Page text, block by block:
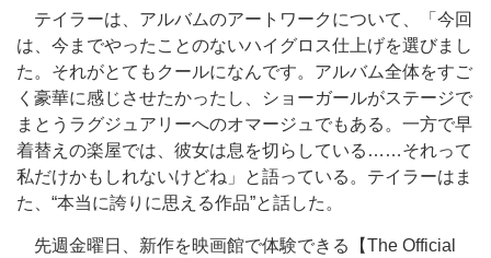
テイラーは、アルバムのアートワークについて、「今回
は、今までやったことのないハイグロス仕上げを選びまし
た。それがとてもクールになんです。アルバム全体をすご
く豪華に感じさせたかったし、ショーガールがステージで
まとうラグジュアリーへのオマージュでもある。一方で早
着替えの楽屋では、彼女は息を切らしている……それって
私だけかもしれないけどね」と語っている。テイラーはま
た、“本当に誇りに思える作品”と話した。
先週金曜日、新作を映画館で体験できる【The Official